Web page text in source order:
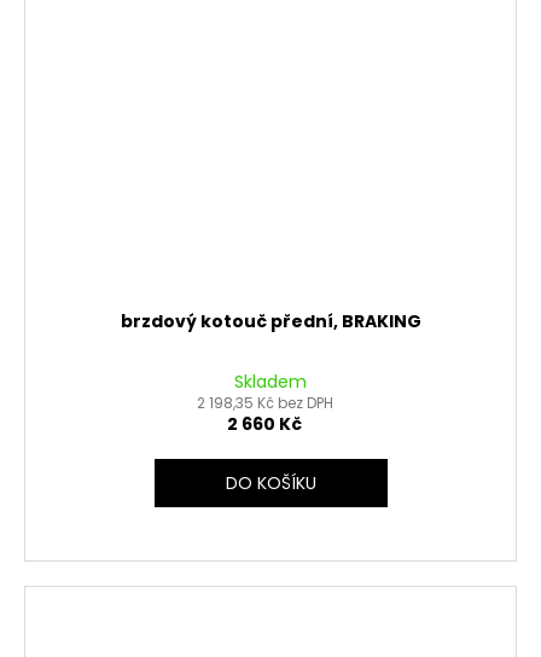
brzdový kotouč přední, BRAKING
Skladem
2 198,35 Kč bez DPH
2 660 Kč
DO KOŠÍKU